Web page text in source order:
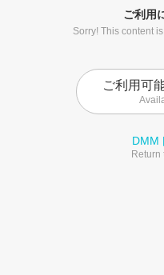
ご利用
Sorry! This content
ご利用可
DMM
Return